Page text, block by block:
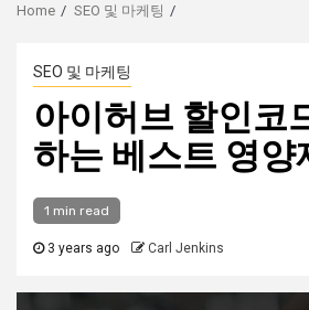
Home SEO 및 마케팅
SEO 및 마케팅
아이허브 할인코
하는 베스트 영양
1 min read
3 years ago Carl Jenkins